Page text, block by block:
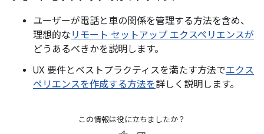
ユーザーが電話と車の関係を管理する方法を含め、
理想的な リモート セットアップ エクスペリエンスが
どうあるべきかを説明します。
UX 要件とベストプラクティスを満たす方法でエクス
ペリエンスを作成する方法を詳しく説明します。
この情報は役に立ちましたか？